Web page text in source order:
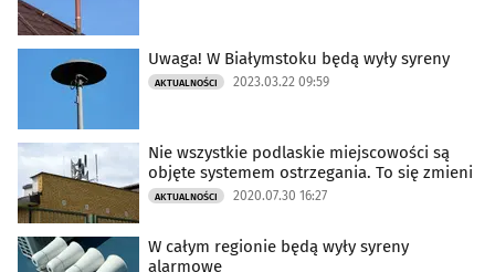
Uwaga! W Białymstoku będą wyły syreny
AKTUALNOŚCI 2023.03.22 09:59
Nie wszystkie podlaskie miejscowości są
objęte systemem ostrzegania. To się zmieni
AKTUALNOŚCI 2020.07.30 16:27
W całym regionie będą wyły syreny
alarmowe